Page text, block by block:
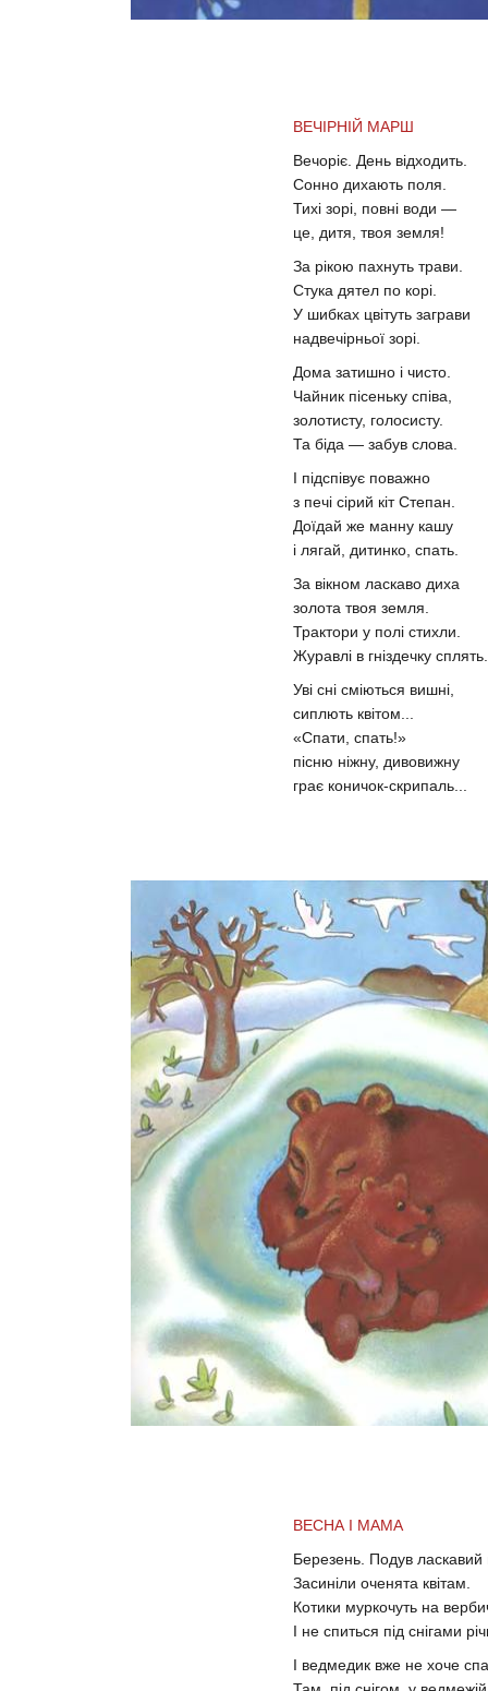
ВЕЧІРНІЙ МАРШ
Вечоріє. День відходить.
Сонно дихають поля.
Тихі зорі, повні води —
це, дитя, твоя земля!
За рікою пахнуть трави.
Стука дятел по корі.
У шибках цвітуть заграви
надвечірньої зорі.
Дома затишно і чисто.
Чайник пісеньку співа,
золотисту, голосисту.
Та біда — забув слова.
І підспівує поважно
з печі сірий кіт Степан.
Доїдай же манну кашу
і лягай, дитинко, спать.
За вікном ласкаво диха
золота твоя земля.
Трактори у полі стихли.
Журавлі в гніздечку сплять.
Уві сні сміються вишні,
сиплють квітом...
«Спати, спать!»
пісню ніжну, дивовижну
грає коничок-скрипаль...
ВЕСНА І МАМА
Березень. Подув ласкавий
Засиніли оченята квітам.
Котики муркочуть на
І не спиться під снігами
І ведмедик вже не хоче